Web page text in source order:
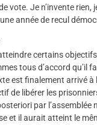
vote. Je n’invente
année de recul
certains
tous d’accord qu’il
est finalement arrivé
de libérer les
par l’assemblée
et il aurait atteint le